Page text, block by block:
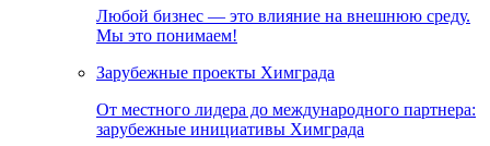
Любой бизнес — это влияние на внешнюю среду.
Мы это понимаем!
Зарубежные проекты Химграда
От местного лидера до международного партнера:
зарубежные инициативы Химграда